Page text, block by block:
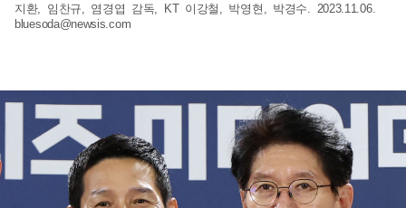
지환, 임찬규, 염경엽 감독, KT 이강철, 박영현, 박경수. 2023.11.06.
bluesoda@newsis.com